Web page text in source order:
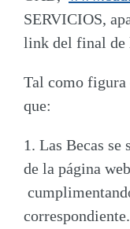
SERVICIOS,
link del final de
Tal como figura
que:
1. Las Becas
de la página
correspondiente.